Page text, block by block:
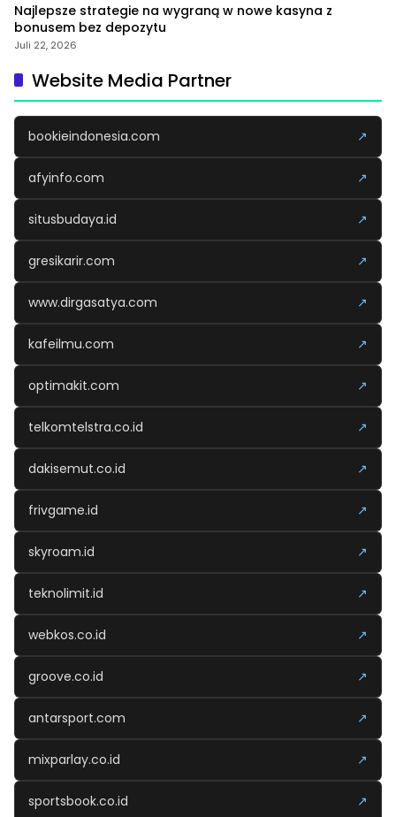
Najlepsze strategie na wygraną w nowe kasyna z
bonusem bez depozytu
Juli 22, 2026
Website Media Partner
bookieindonesia.com ↗
afyinfo.com ↗
situsbudaya.id ↗
gresikarir.com ↗
www.dirgasatya.com ↗
kafeilmu.com ↗
optimakit.com ↗
telkomtelstra.co.id ↗
dakisemut.co.id ↗
frivgame.id ↗
skyroam.id ↗
teknolimit.id ↗
webkos.co.id ↗
groove.co.id ↗
antarsport.com ↗
mixparlay.co.id ↗
sportsbook.co.id ↗